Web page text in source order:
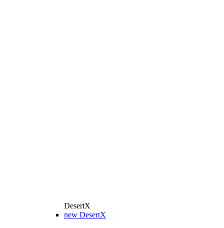
DesertX
new DesertX